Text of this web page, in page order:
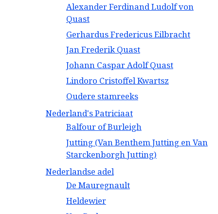
Alexander Ferdinand Ludolf von
Quast
Gerhardus Fredericus Eilbracht
Jan Frederik Quast
Johann Caspar Adolf Quast
Lindoro Cristoffel Kwartsz
Oudere stamreeks
Nederland's Patriciaat
Balfour of Burleigh
Jutting (Van Benthem Jutting en Van
Starckenborgh Jutting)
Nederlandse adel
De Mauregnault
Heldewier